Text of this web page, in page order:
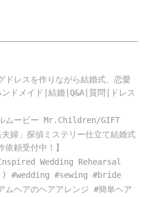
ドレスを作りながら結婚式、恋愛
ドメイド|結婚|Q&A|質問|ドレス
ルムービー Mr.Children/GIFT
夫婦」探偵ミステリー仕立て結婚式
頼受付中！】
Wedding Rehearsal
#sewing #bride
ムヘアのヘアアレンジ #簡単ヘア